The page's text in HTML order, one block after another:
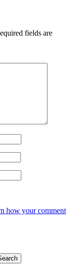
fields are
how your comment